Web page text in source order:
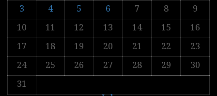
3
4 5 6 7 8
9
10
11 12 13 14 15
16
17
18 19 20 21 22
23
24
25 26 27 28 29
30
31